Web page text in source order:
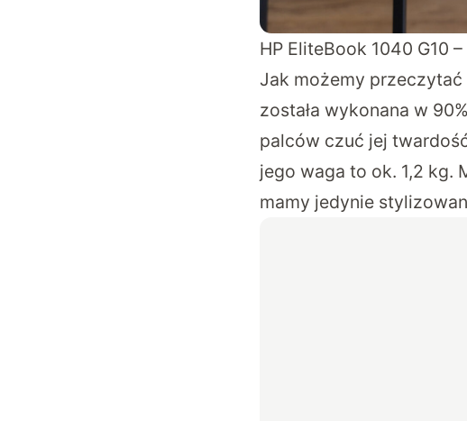
HP EliteBook 1040 G10
Jak możemy
została wykonana w
palców czuć jej
jego waga to ok. 1,2 kg.
mamy jedynie